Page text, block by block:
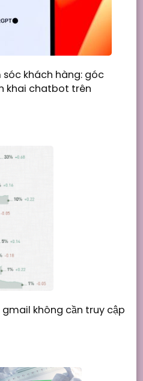
khách hàng: góc
khai chatbot trên
không cần truy cập